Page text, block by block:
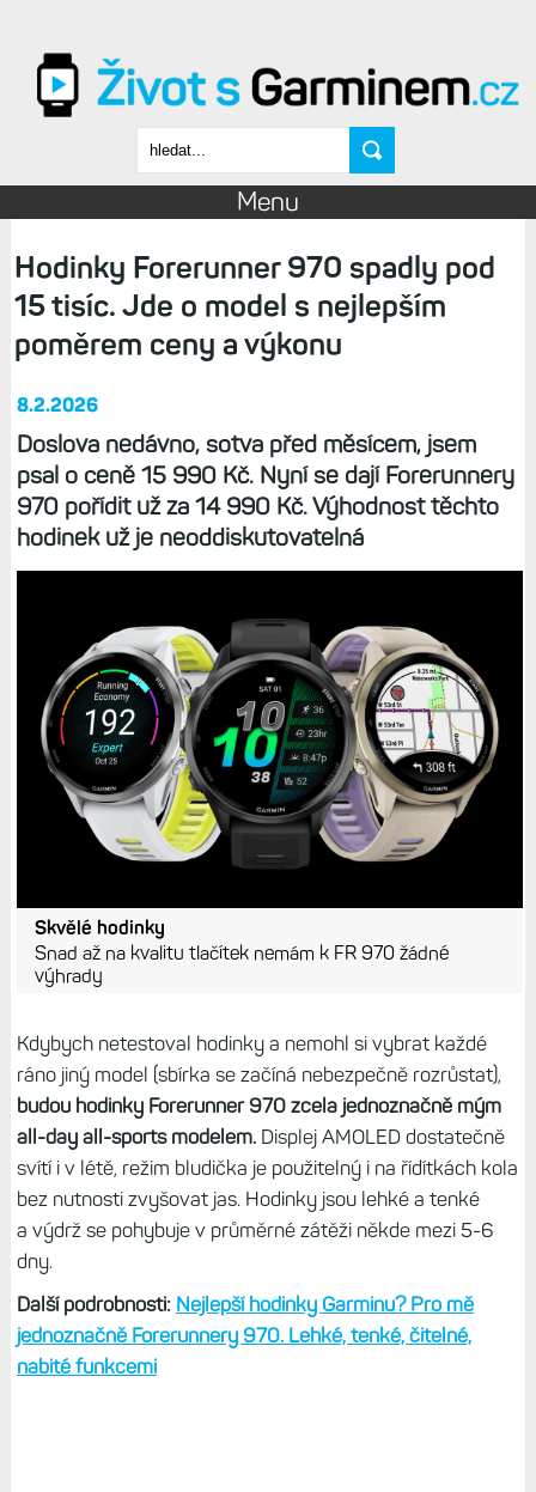
Vyhledávání
Menu
Hodinky Forerunner 970 spadly pod
15 tisíc. Jde o model s nejlepším
poměrem ceny a výkonu
8.2.2026
Doslova nedávno, sotva před měsícem, jsem
psal o ceně 15 990 Kč. Nyní se dají Forerunnery
970 pořídit už za 14 990 Kč. Výhodnost těchto
hodinek už je neoddiskutovatelná
Skvělé hodinky
Snad až na kvalitu tlačítek nemám k FR 970 žádné
výhrady
Kdybych netestoval hodinky a nemohl si vybrat každé
ráno jiný model (sbírka se začíná nebezpečně rozrůstat),
budou hodinky Forerunner 970 zcela jednoznačně mým
all-day all-sports modelem.Displej AMOLED dostatečně
svítí i v létě, režim bludička je použitelný i na řídítkách kola
bez nutnosti zvyšovat jas. Hodinky jsou lehké a tenké
a výdrž se pohybuje v průměrné zátěži někde mezi 5-6
dny.
Další podrobnosti: Nejlepší hodinky Garminu? Pro mě
jednoznačně Forerunnery 970. Lehké, tenké, čitelné,
nabité funkcemi